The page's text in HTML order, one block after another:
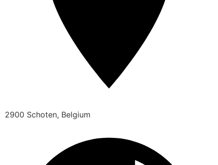
2900 Schoten, Belgium